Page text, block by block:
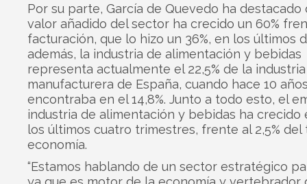
Por su parte, García de Quevedo ha destacado
valor añadido del sector ha crecido un 60%
facturación, que lo hizo un 36%, en los últimos
además, la industria de alimentación y bebidas
representa actualmente el 22,5% de la industria
manufacturera de España, cuando hace 10
encontraba en el 14,8%. Junto a todo esto, el
industria de alimentación y bebidas ha crecido
los últimos cuatro trimestres, frente al 2,5% del
economía.
“Estamos hablando de un sector estratégico